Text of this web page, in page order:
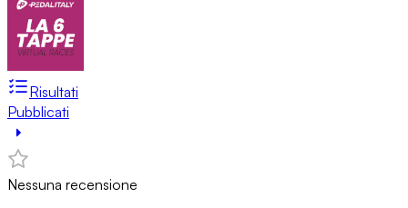
Risultati
Pubblicati
Nessuna recensione